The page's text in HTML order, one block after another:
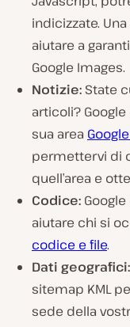
indicizzate.
aiutare a
Google Images.
Notizie: State
articoli?
sua area
permettervi di
quell’area e
Codice:
aiutare chi si
codice e file.
Dati geografici:
sitemap KML
sede della